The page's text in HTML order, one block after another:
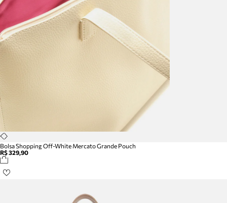
Bolsa Shopping Off-White Mercato Grande Pouch
R$ 329,90